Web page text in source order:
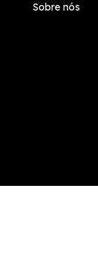
Sobre nós